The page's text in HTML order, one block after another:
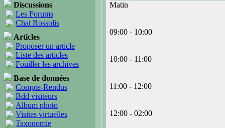
Discussions
Les Forums
Chat Rossolis
Articles
Proposer un article
Liste des articles
Fouiller les archives
Base de données
Compte-Rendus
Bdd visiteurs
Album photo
Visites virtuelles
Taxonomie
Matin
09:00 - 10:00
10:00 - 11:00
11:00 - 12:00
12:00 - 02:00